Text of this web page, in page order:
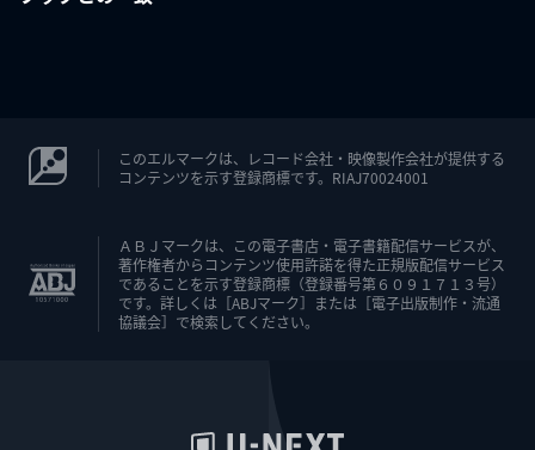
このエルマークは、レコード会社・映像製作会社が提供する
コンテンツを示す登録商標です。RIAJ70024001
ＡＢＪマークは、この電子書店・電子書籍配信サービスが、
著作権者からコンテンツ使用許諾を得た正規版配信サービス
であることを示す登録商標（登録番号第６０９１７１３号）
です。詳しくは［ABJマーク］または［電子出版制作・流通
協議会］で検索してください。